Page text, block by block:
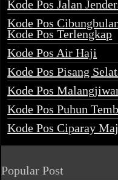
Kode Pos Jalan
Kode Pos
Kode Pos Terlengkap
Kode Pos Air Haji
Kode Pos Pisang
Kode Pos
Kode Pos Puhun
Kode Pos Ciparay
Popular Post